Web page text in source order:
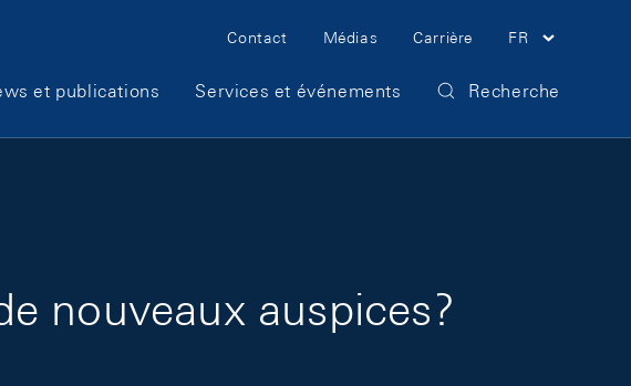
Meta Navigation
Contact Médias Carrière FR
et publications Services et événements Recherche
nouveaux auspices?